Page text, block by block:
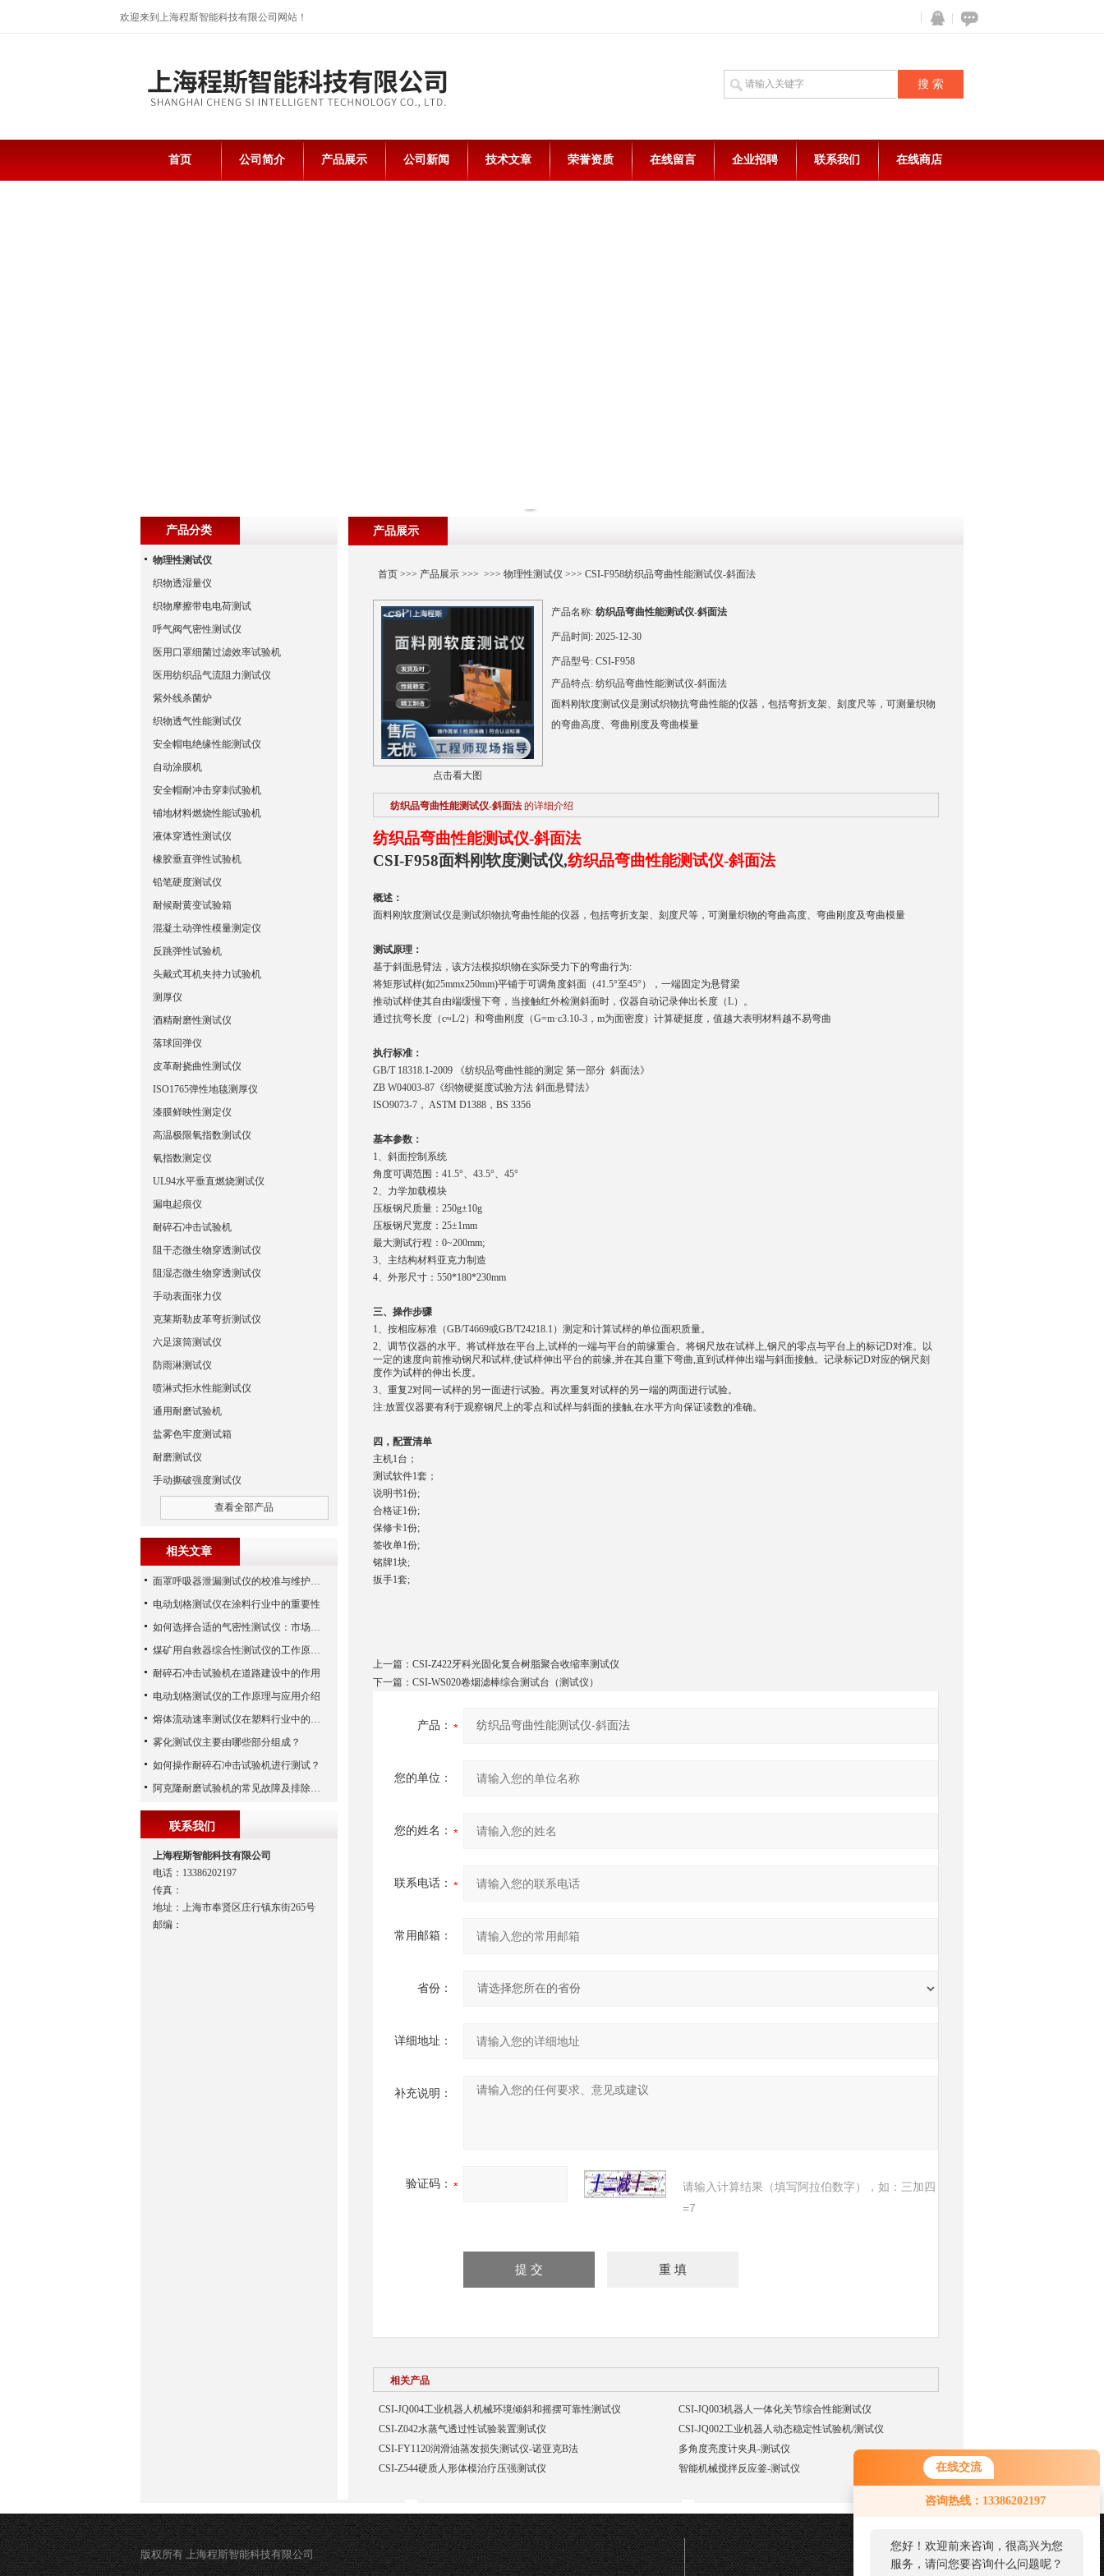
在线交流
咨询热线：13386202197
您好！欢迎前来咨询，很高兴为您
服务，请问您要咨询什么问题呢？
欢迎来到上海程斯智能科技有限公司网站！
首页 公司简介 产品展示 公司新闻 技术文章 荣誉资质 在线留言 企业招聘 联系我们 在线商店
产品展示
首页>>> 产品展示>>> >>> 物理性测试仪 >>> CSI-F958纺织品弯曲性能测试仪-斜面法
点击看大图
产品名称: 纺织品弯曲性能测试仪-斜面法
产品时间: 2025-12-30
产品型号: CSI-F958
产品特点: 纺织品弯曲性能测试仪-斜面法
面料刚软度测试仪是测试织物抗弯曲性能的仪器，包括弯折支架、刻度尺等，可测量织物
的弯曲高度、弯曲刚度及弯曲模量
纺织品弯曲性能测试仪-斜面法 的详细介绍
纺织品弯曲性能测试仪-斜面法
CSI-F958面料刚软度测试仪,纺织品弯曲性能测试仪-斜面法
概述：
面料刚软度测试仪是测试织物抗弯曲性能的仪器，包括弯折支架、刻度尺等，可测量织物的弯曲高度、弯曲刚度及弯曲模量
测试原理：
基于斜面悬臂法，该方法模拟织物在实际受力下的弯曲行为:
将矩形试样(如25mmx250mm)平铺于可调角度斜面（41.5°至45°），一端固定为悬臂梁
推动试样使其自由端缓慢下弯，当接触红外检测斜面时，仪器自动记录伸出长度（L）。
通过抗弯长度（c≈L/2）和弯曲刚度（G=m·c3.10-3，m为面密度）计算硬挺度，值越大表明材料越不易弯曲
执行标准：
GB/T 18318.1-2009 《纺织品弯曲性能的测定 第一部分 斜面法》
‌ZB W04003‌-87《织物硬挺度试验方法 斜面悬臂法》
ISO9073-7， ASTM D1388， BS 3356
基本参数：
1、 ‌斜面控制系统‌
‌角度可调范围‌：41.5°、43.5°、45°
2、 ‌力学加载模块
‌压板钢尺质量‌：250g±10g
‌压板钢尺宽度‌：25±1mm
‌最大测试行程‌：0~200mm;
3、主结构材料亚克力制造
4、外形尺寸：550*180*230mm
三、操作步骤
1、按相应标准（GB/T4669或GB/T24218.1）测定和计算试样的单位面积质量。
2、调节仪器的水平。将试样放在平台上,试样的一端与平台的前缘重合。将钢尺放在试样上,钢尺的零点与平台上的标记D对准。以
一定的速度向前推动钢尺和试样,使试样伸出平台的前缘,并在其自重下弯曲,直到试样伸出端与斜面接触。记录标记D对应的钢尺刻
度作为试样的伸出长度。
3、重复2对同一试样的另一面进行试验。再次重复对试样的另一端的两面进行试验。
注:放置仪器要有利于观察钢尺上的零点和试样与斜面的接触,在水平方向保证读数的准确。
四，配置清单
主机1台；
测试软件1套；
说明书1份;
合格证1份;
保修卡1份;
签收单1份;
铭牌1块;
扳手1套;
上一篇： CSI-Z422牙科光固化复合树脂聚合收缩率测试仪
下一篇： CSI-WS020卷烟滤棒综合测试台（测试仪）
产品：
您的单位：
您的姓名：
联系电话：
常用邮箱：
省份：
详细地址：
补充说明：
验证码：
请输入计算结果（填写阿拉伯数字），如：三加四
=7
相关产品
CSI-JQ004工业机器人机械环境倾斜和摇摆可靠性测试仪
CSI-JQ003机器人一体化关节综合性能测试仪
CSI-Z042水蒸气透过性试验装置测试仪
CSI-JQ002工业机器人动态稳定性试验机/测试仪
CSI-FY1120润滑油蒸发损失测试仪-诺亚克B法
多角度亮度计夹具-测试仪
CSI-Z544硬质人形体模治疗压强测试仪
智能机械搅拌反应釜-测试仪
产品分类
物理性测试仪
织物透湿量仪
织物摩擦带电电荷测试
呼气阀气密性测试仪
医用口罩细菌过滤效率试验机
医用纺织品气流阻力测试仪
紫外线杀菌炉
织物透气性能测试仪
安全帽电绝缘性能测试仪
自动涂膜机
安全帽耐冲击穿刺试验机
铺地材料燃烧性能试验机
液体穿透性测试仪
橡胶垂直弹性试验机
铅笔硬度测试仪
耐候耐黄变试验箱
混凝土动弹性模量测定仪
反跳弹性试验机
头戴式耳机夹持力试验机
测厚仪
酒精耐磨性测试仪
落球回弹仪
皮革耐挠曲性测试仪
ISO1765弹性地毯测厚仪
漆膜鲜映性测定仪
高温极限氧指数测试仪
氧指数测定仪
UL94水平垂直燃烧测试仪
漏电起痕仪
耐碎石冲击试验机
阻干态微生物穿透测试仪
阻湿态微生物穿透测试仪
手动表面张力仪
克莱斯勒皮革弯折测试仪
六足滚筒测试仪
防雨淋测试仪
喷淋式拒水性能测试仪
通用耐磨试验机
盐雾色牢度测试箱
耐磨测试仪
手动撕破强度测试仪
查看全部产品
相关文章
面罩呼吸器泄漏测试仪的校准与维护技巧
电动划格测试仪在涂料行业中的重要性
如何选择合适的气密性测试仪：市场指南
煤矿用自救器综合性测试仪的工作原理与功能解析
耐碎石冲击试验机在道路建设中的作用
电动划格测试仪的工作原理与应用介绍
熔体流动速率测试仪在塑料行业中的应用
雾化测试仪主要由哪些部分组成？
如何操作耐碎石冲击试验机进行测试？
阿克隆耐磨试验机的常见故障及排除方法
联系我们
上海程斯智能科技有限公司
电话：13386202197
传真：
地址：上海市奉贤区庄行镇东街265号
邮编：
版权所有 上海程斯智能科技有限公司